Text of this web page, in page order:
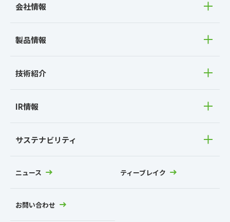
会社情報
製品情報
技術紹介
IR情報
サステナビリティ
ニュース ティーブレイク
お問い合わせ